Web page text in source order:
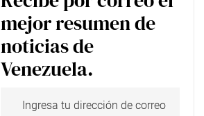
mejor resumen de
noticias de
Venezuela.